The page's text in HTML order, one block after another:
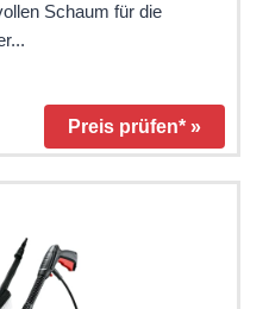
Schaum für die
Preis prüfen* »